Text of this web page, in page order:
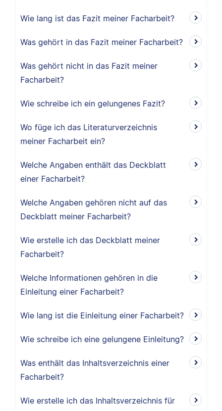
Wie lang ist das Fazit meiner Facharbeit?
Was gehört in das Fazit meiner Facharbeit?
Was gehört nicht in das Fazit meiner
Facharbeit?
Wie schreibe ich ein gelungenes Fazit?
Wo füge ich das Literaturverzeichnis
meiner Facharbeit ein?
Welche Angaben enthält das Deckblatt
einer Facharbeit?
Welche Angaben gehören nicht auf das
Deckblatt meiner Facharbeit?
Wie erstelle ich das Deckblatt meiner
Facharbeit?
Welche Informationen gehören in die
Einleitung einer Facharbeit?
Wie lang ist die Einleitung einer Facharbeit?
Wie schreibe ich eine gelungene Einleitung?
Was enthält das Inhaltsverzeichnis einer
Facharbeit?
Wie erstelle ich das Inhaltsverzeichnis für